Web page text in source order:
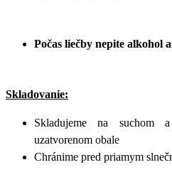
Počas liečby nepite alkohol
Skladovanie:
Skladujeme na suchom
uzatvorenom obale
Chránime pred priamym